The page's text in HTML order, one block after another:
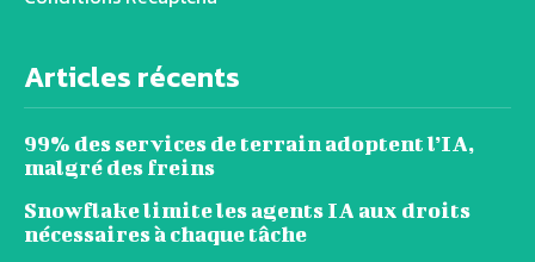
Articles récents
99% des services de terrain adoptent l’IA,
malgré des freins
Snowflake limite les agents IA aux droits
nécessaires à chaque tâche